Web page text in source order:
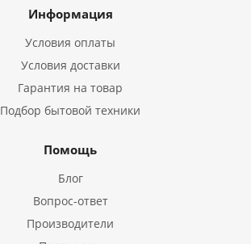
Информация
Условия оплаты
Условия доставки
Гарантия на товар
Подбор бытовой техники
Помощь
Блог
Вопрос-ответ
Производители